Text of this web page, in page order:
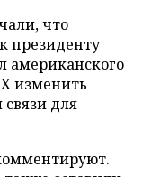
что
президенту
американского
изменить
для